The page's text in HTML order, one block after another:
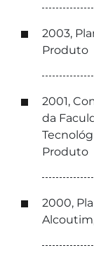
2003,
Produto
2001,
da
Produto
2000,